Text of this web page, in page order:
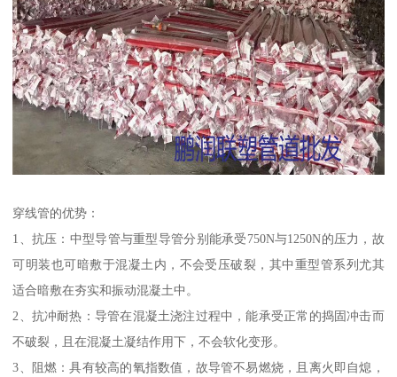
穿线管的优势：
1、抗压：中型导管与重型导管分别能承受750N与1250N的压力，故
可明装也可暗敷于混凝土内，不会受压破裂，其中重型管系列尤其
适合暗敷在夯实和振动混凝土中。
2、抗冲耐热：导管在混凝土浇注过程中，能承受正常的捣固冲击而
不破裂，且在混凝土凝结作用下，不会软化变形。
3、阻燃：具有较高的氧指数值，故导管不易燃烧，且离火即自熄，